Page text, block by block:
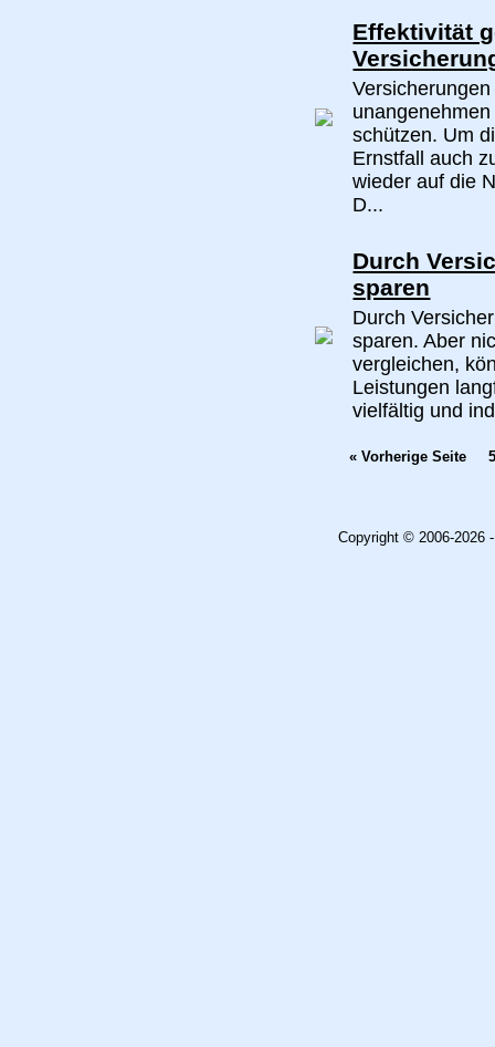
Effektivität
schützen. Um
Ernstfall auch
wieder auf die
D...
Durch
sparen
Durch
sparen. Aber
vergleichen,
Leistungen
vielfältig und
« Vorherige Seite
Copyright © 2006-